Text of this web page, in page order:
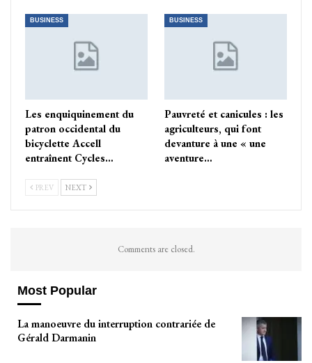
BUSINESS
Les enquiquinement du
patron occidental du
bicyclette Accell
entraînent Cycles…
BUSINESS
Pauvreté et canicules : les
agriculteurs, qui font
devanture à une « une
aventure…
PREV NEXT
Comments are closed.
Most Popular
La manoeuvre du interruption contrariée de
Gérald Darmanin